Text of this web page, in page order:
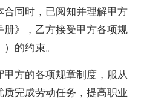
同时，已阅知并理解甲方
》，乙方接受甲方各项规
的约束。
甲方的各项规章制度，服从
完成劳动任务，提高职业